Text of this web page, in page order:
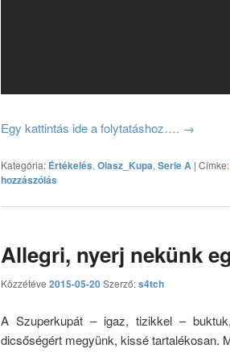
Egy kattintás ide a folytatáshoz…. →
Kategória: Értékelés, Olasz_Kupa, Serie A | Címke:
hozzászólás
Allegri, nyerj nekünk
Közzétéve 2015-05-20Szerző:s4tch
A Szuperkupát – igaz, tizikkel –
dicsőségért megyünk, kissé tartalékosan.